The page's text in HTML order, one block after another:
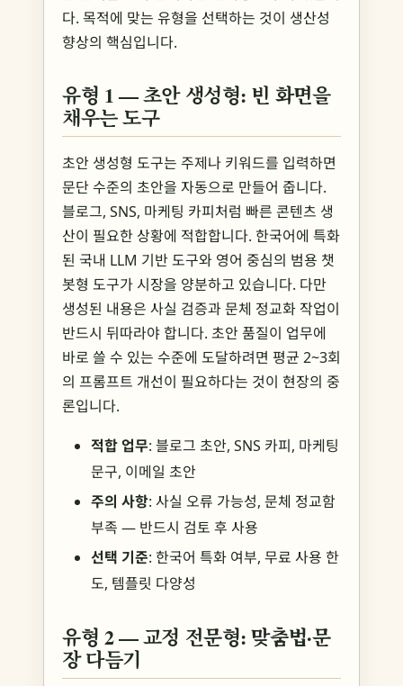
다. 목적에 맞는 유형을 선택하는 것이 생산성
향상의 핵심입니다.
유형 1 — 초안 생성형: 빈 화면을
채우는 도구
초안 생성형 도구는 주제나 키워드를 입력하면
문단 수준의 초안을 자동으로 만들어 줍니다.
블로그, SNS, 마케팅 카피처럼 빠른 콘텐츠 생
산이 필요한 상황에 적합합니다. 한국어에 특화
된 국내 LLM 기반 도구와 영어 중심의 범용 챗
봇형 도구가 시장을 양분하고 있습니다. 다만
생성된 내용은 사실 검증과 문체 정교화 작업이
반드시 뒤따라야 합니다. 초안 품질이 업무에
바로 쓸 수 있는 수준에 도달하려면 평균 2~3회
의 프롬프트 개선이 필요하다는 것이 현장의 중
론입니다.
적합 업무: 블로그 초안, SNS 카피, 마케팅
문구, 이메일 초안
주의 사항: 사실 오류 가능성, 문체 정교함
부족 — 반드시 검토 후 사용
선택 기준: 한국어 특화 여부, 무료 사용 한
도, 템플릿 다양성
유형 2 — 교정 전문형: 맞춤법·문
장 다듬기